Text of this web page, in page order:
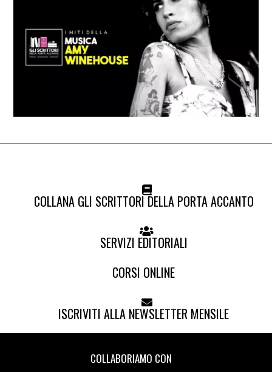
COLLANA GLI SCRITTORI DELLA PORTA ACCANTO
SERVIZI EDITORIALI
CORSI ONLINE
ISCRIVITI ALLA NEWSLETTER MENSILE
COLLABORIAMO CON